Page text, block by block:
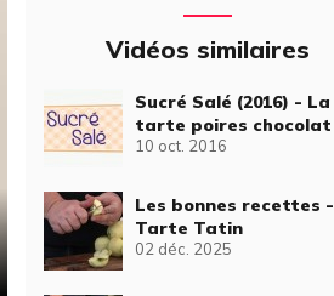
Vidéos similaires
Sucré Salé (2016) - La
tarte poires chocolat
10 oct. 2016
Les bonnes recettes -
Tarte Tatin
02 déc. 2025